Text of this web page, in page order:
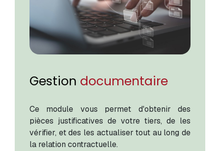
Gestion documentaire
Ce module vous permet d'obtenir des
pièces justificatives de votre tiers, de les
vérifier, et des les actualiser tout au long de
la relation contractuelle.